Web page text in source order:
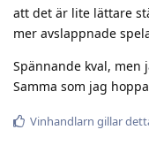
att det är lite lättare
mer avslappnade
Spännande kval, men
Samma som jag
Vinhandlarn gillar